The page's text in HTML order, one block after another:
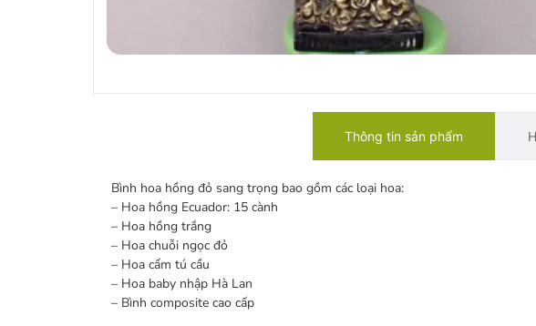
Thông tin sản phẩm
Bình hoa hồng đỏ sang trọng bao gồm các loại hoa:
– Hoa hồng Ecuador: 15 cành
– Hoa hồng trắng
– Hoa chuỗi ngọc đỏ
– Hoa cẩm tú cầu
– Hoa baby nhập Hà Lan
– Bình composite cao cấp